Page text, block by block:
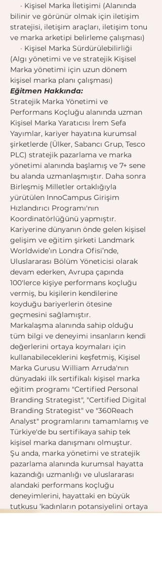
· Kişisel Marka İletişimi (Alanında
bilinir ve görünür olmak için iletişim
stratejisi, iletişim araçları, iletişim tonu
ve marka arketipi belirleme çalışması)
· Kişisel Marka Sürdürülebilirliği
(Algı yönetimi ve ve stratejik Kişisel
Marka yönetimi için uzun dönem
kişisel marka planı çalışması)
Eğitmen Hakkında:
Stratejik Marka Yönetimi ve
Performans Koçluğu alanında uzman
Kişisel Marka Yaratıcısı İrem Sefa
Yayımlar, kariyer hayatına kurumsal
şirketlerde (Ülker, Sabancı Grup, Tesco
PLC) stratejik pazarlama ve marka
yönetimi alanında başlamış ve 7+ sene
bu alanda uzmanlaşmıştır. Daha sonra
Birleşmiş Milletler ortaklığıyla
yürütülen InnoCampus Girişim
Hızlandırıcı Programı'nın
Koordinatörlüğünü yapmıştır.
Kariyerine dünyanın önde gelen kişisel
gelişim ve eğitim şirketi Landmark
Worldwide’ın Londra Ofisi’nde,
Uluslararası Bölüm Yöneticisi olarak
devam ederken, Avrupa çapında
100'lerce kişiye performans koçluğu
vermiş, bu kişilerin kendilerine
koyduğu bariyerlerin ötesine
geçmesini sağlamıştır.
​Markalaşma alanında sahip olduğu
tüm bilgi ve deneyimi insanların kendi
değerlerini ortaya koymaları için
kullanabileceklerini keşfetmiş, Kişisel
Marka Gurusu William Arruda'nın
dünyadaki ilk sertifikalı kişisel marka
eğitim programı "Certified Personal
Branding Strategist", "Certified Digital
Branding Strategist" ve "360Reach
Analyst" programlarını tamamlamış ve
Türkiye'de bu sertifikaya sahip tek
kişisel marka danışmanı olmuştur.
Şu anda, marka yönetimi ve stratejik
pazarlama alanında kurumsal hayatta
kazandığı uzmanlığı ve uluslararası
alandaki performans koçluğu
deneyimlerini, hayattaki en büyük
tutkusu ‘kadınların potansiyelini ortaya